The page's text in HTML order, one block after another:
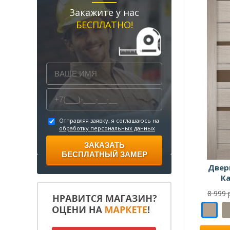
Закажите у нас
БЕСПЛАТНО!
Отправляя заявку, я соглашаюсь на
обработку персональных данных
ЗАКАЗАТЬ
БЕСПЛАТНЫЙ ЗАМЕР
8 999